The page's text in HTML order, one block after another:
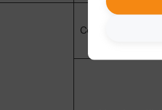
Cookies de